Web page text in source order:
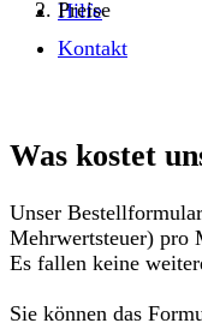
Hilfe
Kontakt
Preise
Was kostet
Unser
Mehrwertsteuer) pro
Es fallen keine
Sie können das